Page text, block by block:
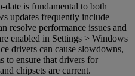
is fundamental to both
updates frequently include
resolve performance issues and
enabled in Settings > Windows
drivers can cause slowdowns,
to ensure that drivers for
chipsets are current.